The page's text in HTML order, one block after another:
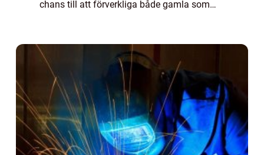
chans till att förverkliga både gamla som